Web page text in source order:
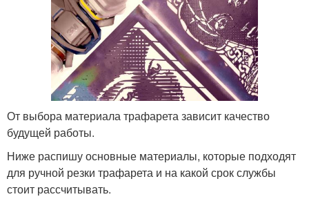
От выбора материала трафарета зависит качество
будущей работы.
Ниже распишу основные материалы, которые подходят
для ручной резки трафарета и на какой срок службы
стоит рассчитывать.